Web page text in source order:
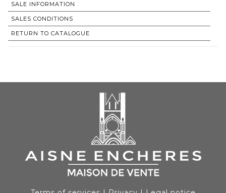
SALE INFORMATION
SALES CONDITIONS
RETURN TO CATALOGUE